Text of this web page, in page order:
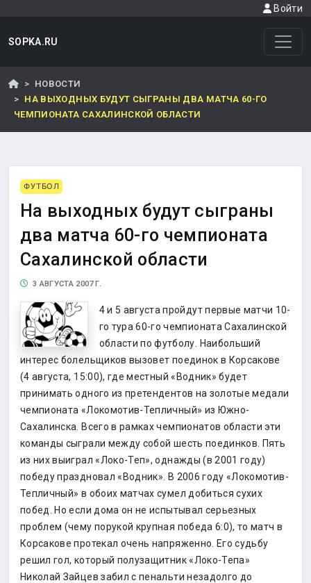
Войти
SOPKA.RU
НОВОСТИ
НА ВЫХОДНЫХ БУДУТ СЫГРАНЫ ДВА МАТЧА 60-ГО
ЧЕМПИОНАТА САХАЛИНСКОЙ ОБЛАСТИ
ФУТБОЛ
На выходных будут сыграны
два матча 60-го чемпионата
Сахалинской области
3 АВГУСТА 2007 Г.
4 и 5 августа пройдут первые матчи 10-
го тура 60-го чемпионата Сахалинской
области по футболу. Наибольший
интерес болельщиков вызовет поединок в Корсакове
(4 августа, 15:00), где местный «Водник» будет
принимать одного из претендентов на золотые медали
чемпионата «Локомотив-Тепличный» из Южно-
Сахалинска. Всего в рамках чемпионатов области эти
команды сыграли между собой шесть поединков. Пять
из них выиграл «Локо-Теп», однажды (в 2001 году)
победу праздновал «Водник». В 2006 году «Локомотив-
Тепличный» в обоих матчах сумел добиться сухих
побед. Но если дома он не испытывал серьезных
проблем (чему порукой крупная победа 6:0), то матч в
Корсакове протекал очень напряженно. Его судьбу
решил гол, который полузащитник «Локо-Тепа»
Николай Зайцев забил с пенальти незадолго до